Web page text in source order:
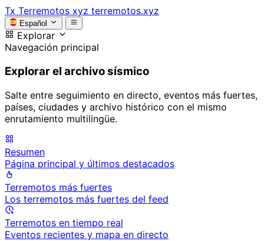
Tx Terremotos xyz terremotos.xyz
Español
Explorar
Navegación principal
Explorar el archivo sísmico
Salte entre seguimiento en directo, eventos más fuertes,
países, ciudades y archivo histórico con el mismo
enrutamiento multilingüe.
Resumen
Página principal y últimos destacados
Terremotos más fuertes
Los terremotos más fuertes del feed
Terremotos en tiempo real
Eventos recientes y mapa en directo